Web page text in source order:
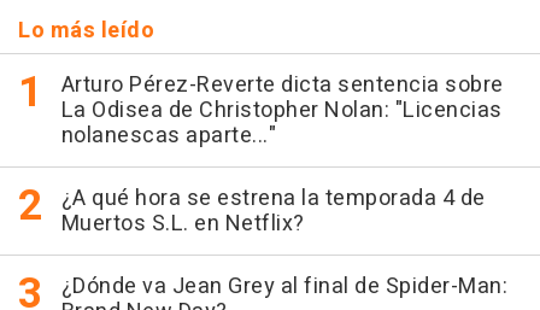
Lo más leído
Arturo Pérez-Reverte dicta sentencia sobre
La Odisea de Christopher Nolan: "Licencias
nolanescas aparte..."
¿A qué hora se estrena la temporada 4 de
Muertos S.L. en Netflix?
¿Dónde va Jean Grey al final de Spider-Man: